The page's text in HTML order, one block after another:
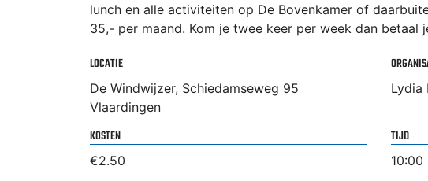
lunch en alle activiteiten op De Bovenkamer of
35,- per maand. Kom je twee keer per week dan betaal
LOCATIE
De Windwijzer, Schiedamseweg 95
Vlaardingen
Lydia
KOSTEN
€2.50
TIJD
10:00